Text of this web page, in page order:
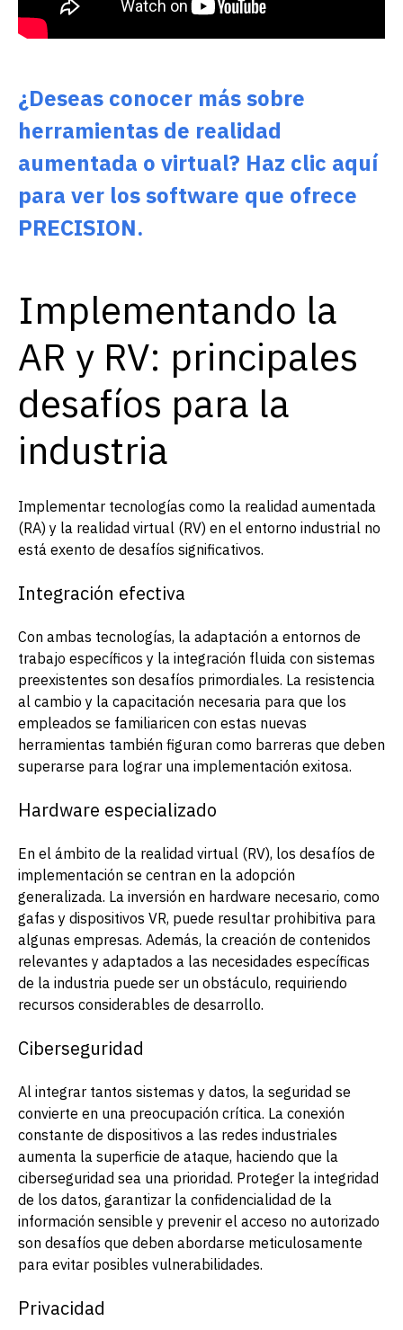
¿Deseas conocer más sobre
herramientas de realidad
aumentada o virtual? Haz clic aquí
para ver los software que ofrece
PRECISION.
Implementando la
AR y RV: principales
desafíos para la
industria
Implementar tecnologías como la realidad aumentada
(RA) y la realidad virtual (RV) en el entorno industrial no
está exento de desafíos significativos.
Integración efectiva
Con ambas tecnologías, la adaptación a entornos de
trabajo específicos y la integración fluida con sistemas
preexistentes son desafíos primordiales. La resistencia
al cambio y la capacitación necesaria para que los
empleados se familiaricen con estas nuevas
herramientas también figuran como barreras que deben
superarse para lograr una implementación exitosa.
Hardware especializado
En el ámbito de la realidad virtual (RV), los desafíos de
implementación se centran en la adopción
generalizada. La inversión en hardware necesario, como
gafas y dispositivos VR, puede resultar prohibitiva para
algunas empresas. Además, la creación de contenidos
relevantes y adaptados a las necesidades específicas
de la industria puede ser un obstáculo, requiriendo
recursos considerables de desarrollo.
Ciberseguridad
Al integrar tantos sistemas y datos, la seguridad se
convierte en una preocupación crítica. La conexión
constante de dispositivos a las redes industriales
aumenta la superficie de ataque, haciendo que la
ciberseguridad sea una prioridad. Proteger la integridad
de los datos, garantizar la confidencialidad de la
información sensible y prevenir el acceso no autorizado
son desafíos que deben abordarse meticulosamente
para evitar posibles vulnerabilidades.
Privacidad